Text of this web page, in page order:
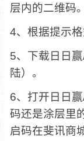
层内的二维码。
4、根据提示格
5、下载日日
陆）。
6、打开日日
码还是涂层里
启码在斐讯商